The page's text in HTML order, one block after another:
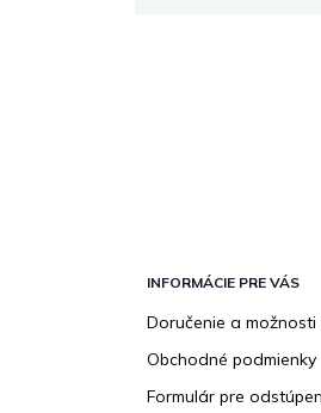
INFORMÁCIE PRE VÁS
Doručenie a
Obchodné podmienky
Formulár pre